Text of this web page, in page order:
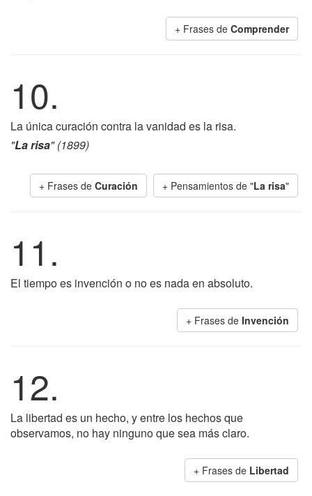
+ Frases de Comprender
10.
La única curación contra la vanidad es la risa.
"La risa" (1899)
+ Frases de Curación + Pensamientos de "La risa"
11.
El tiempo es invención o no es nada en absoluto.
+ Frases de Invención
12.
La libertad es un hecho, y entre los hechos que
observamos, no hay ninguno que sea más claro.
+ Frases de Libertad